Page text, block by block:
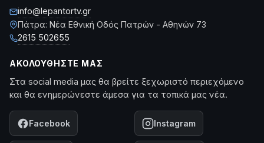
info@lepantortv.gr
Πάτρα: Νέα Εθνική Οδός Πατρών - Αθηνών 73
2615 502655
ΑΚΟΛΟΥΘΉΣΤΕ ΜΑΣ
Στα social media μας θα βρείτε ξεχωριστό περιεχόμενο
και θα ενημερώνεστε άμεσα για τα τοπικά μας νέα.
Facebook Instagram